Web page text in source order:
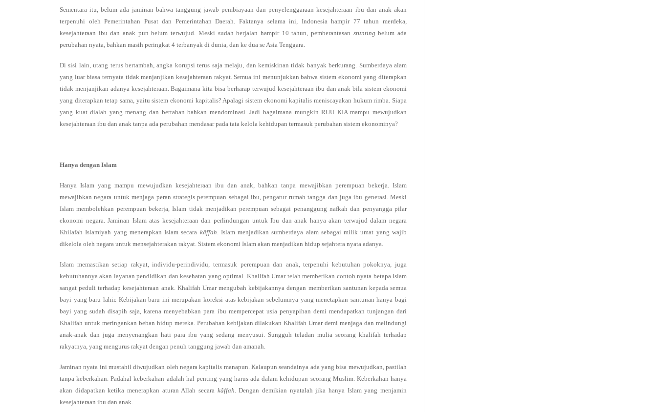
Sementara itu, belum ada jaminan bahwa tanggung jawab pembiayaan dan penyelenggaraan kesejahteraan ibu dan anak akan
terpenuhi oleh Pemerintahan Pusat dan Pemerintahan Daerah. Faktanya selama ini, Indonesia hampir 77 tahun merdeka,
kesejahteraan ibu dan anak pun belum terwujud. Meski sudah berjalan hampir 10 tahun, pemberantasan stunting belum ada
perubahan nyata, bahkan masih peringkat 4 terbanyak di dunia, dan ke dua se Asia Tenggara.
Di sisi lain, utang terus bertambah, angka korupsi terus saja melaju, dan kemiskinan tidak banyak berkurang. Sumberdaya alam
yang luar biasa ternyata tidak menjanjikan kesejahteraan rakyat. Semua ini menunjukkan bahwa sistem ekonomi yang diterapkan
tidak menjanjikan adanya kesejahteraan. Bagaimana kita bisa berharap terwujud kesejahteraan ibu dan anak bila sistem ekonomi
yang diterapkan tetap sama, yaitu sistem ekonomi kapitalis? Apalagi sistem ekonomi kapitalis meniscayakan hukum rimba. Siapa
yang kuat dialah yang menang dan bertahan bahkan mendominasi. Jadi bagaimana mungkin RUU KIA mampu mewujudkan
kesejahteraan ibu dan anak tanpa ada perubahan mendasar pada tata kelola kehidupan termasuk perubahan sistem ekonominya?
Hanya dengan Islam
Hanya Islam yang mampu mewujudkan kesejahteraan ibu dan anak, bahkan tanpa mewajibkan perempuan bekerja. Islam
mewajibkan negara untuk menjaga peran strategis perempuan sebagai ibu, pengatur rumah tangga dan juga ibu generasi. Meski
Islam membolehkan perempuan bekerja, Islam tidak menjadikan perempuan sebagai penanggung nafkah dan penyangga pilar
ekonomi negara. Jaminan Islam atas kesejahteraan dan perlindungan untuk Ibu dan anak hanya akan terwujud dalam negara
Khilafah Islamiyah yang menerapkan Islam secara kâffah. Islam menjadikan sumberdaya alam sebagai milik umat yang wajib
dikelola oleh negara untuk mensejahterakan rakyat. Sistem ekonomi Islam akan menjadikan hidup sejahtera nyata adanya.
Islam memastikan setiap rakyat, individu-perindividu, termasuk perempuan dan anak, terpenuhi kebutuhan pokoknya, juga
kebutuhannya akan layanan pendidikan dan kesehatan yang optimal. Khalifah Umar telah memberikan contoh nyata betapa Islam
sangat peduli terhadap kesejahteraan anak. Khalifah Umar mengubah kebijakannya dengan memberikan santunan kepada semua
bayi yang baru lahir. Kebijakan baru ini merupakan koreksi atas kebijakan sebelumnya yang menetapkan santunan hanya bagi
bayi yang sudah disapih saja, karena menyebabkan para ibu mempercepat usia penyapihan demi mendapatkan tunjangan dari
Khalifah untuk meringankan beban hidup mereka. Perubahan kebijakan dilakukan Khalifah Umar demi menjaga dan melindungi
anak-anak dan juga menyenangkan hati para ibu yang sedang menyusui. Sungguh teladan mulia seorang khalifah terhadap
rakyatnya, yang mengurus rakyat dengan penuh tanggung jawab dan amanah.
Jaminan nyata ini mustahil diwujudkan oleh negara kapitalis manapun. Kalaupun seandainya ada yang bisa mewujudkan, pastilah
tanpa keberkahan. Padahal keberkahan adalah hal penting yang harus ada dalam kehidupan seorang Muslim. Keberkahan hanya
akan didapatkan ketika menerapkan aturan Allah secara kâffah. Dengan demikian nyatalah jika hanya Islam yang menjamin
kesejahteraan ibu dan anak.